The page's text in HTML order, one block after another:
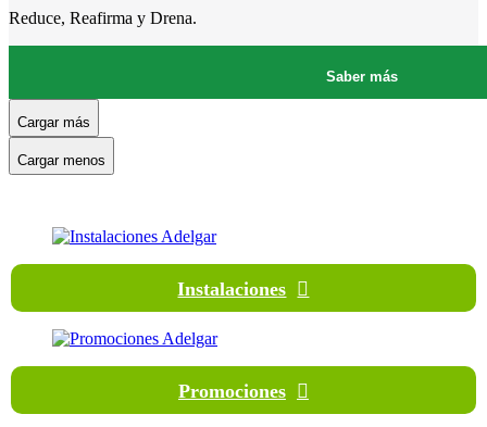
Reduce, Reafirma y Drena.
Saber más
Cargar más
Cargar menos
Instalaciones
Promociones